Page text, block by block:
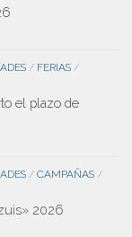
/ FERIAS /
el plazo de
/ CAMPAÑAS /
2026